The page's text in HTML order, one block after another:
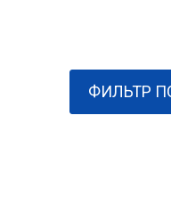
ФИЛЬТР